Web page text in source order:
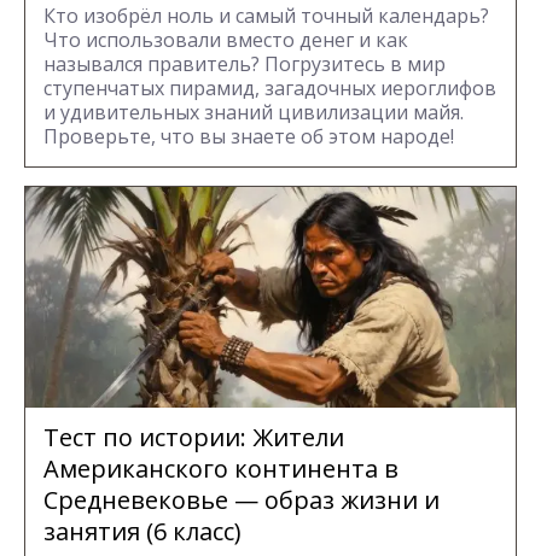
Кто изобрёл ноль и самый точный календарь?
Что использовали вместо денег и как
назывался правитель? Погрузитесь в мир
ступенчатых пирамид, загадочных иероглифов
и удивительных знаний цивилизации майя.
Проверьте, что вы знаете об этом народе!
Тест по истории: Жители
Американского континента в
Средневековье — образ жизни и
занятия (6 класс)